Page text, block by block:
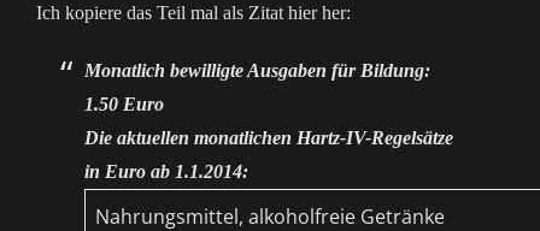
Ich kopiere das Teil mal als Zitat hier her:
Monatlich bewilligte Ausgaben für Bildung:
1.50 Euro
Die aktuellen monatlichen Hartz-IV-Regelsätze
in Euro ab 1.1.2014:
Nahrungsmittel, alkoholfreie Getränke